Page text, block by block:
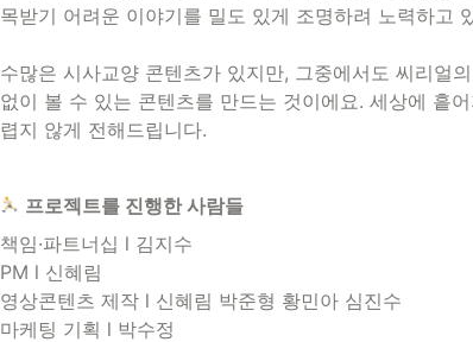
목받기 어려운 이야기를 밀도 있게 조명하려 노력하고
수많은 시사교양 콘텐츠가 있지만, 그중에서도 씨리얼
없이 볼 수 있는 콘텐츠를 만드는 것이에요. 세상에 흩
렵지 않게 전해드립니다.
프로젝트를 진행한 사람들
책임·파트너십 l 김지수
PM l 신혜림
영상콘텐츠 제작 l 신혜림 박준형 황민아 심진수
마케팅 기획 l 박수정